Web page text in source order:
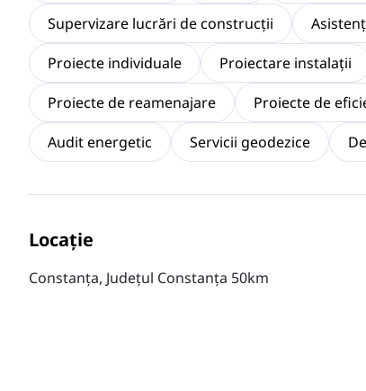
Supervizare lucrări de construcții
Proiecte individuale
Proiectare instalații
Proiecte de reamenajare
Proiecte de
Audit energetic
Servicii geodezice
Locaţie
Constanța, Județul Constanța 50km